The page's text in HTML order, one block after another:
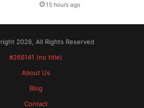
15 hours ago
2026, All Rights Reserved
#266141 (no title)
About Us
Blog
Contact